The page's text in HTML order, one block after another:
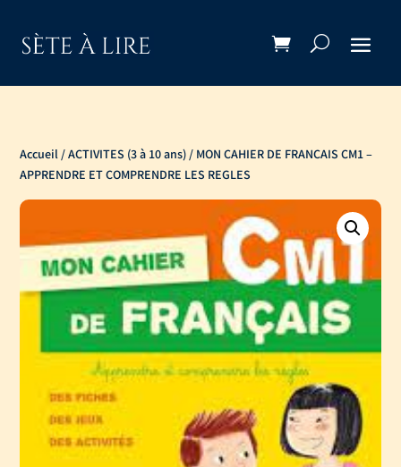
Accueil /ACTIVITES (3 à 10 ans) / MON CAHIER DE FRANCAIS CM1 –
APPRENDRE ET COMPRENDRE LES REGLES